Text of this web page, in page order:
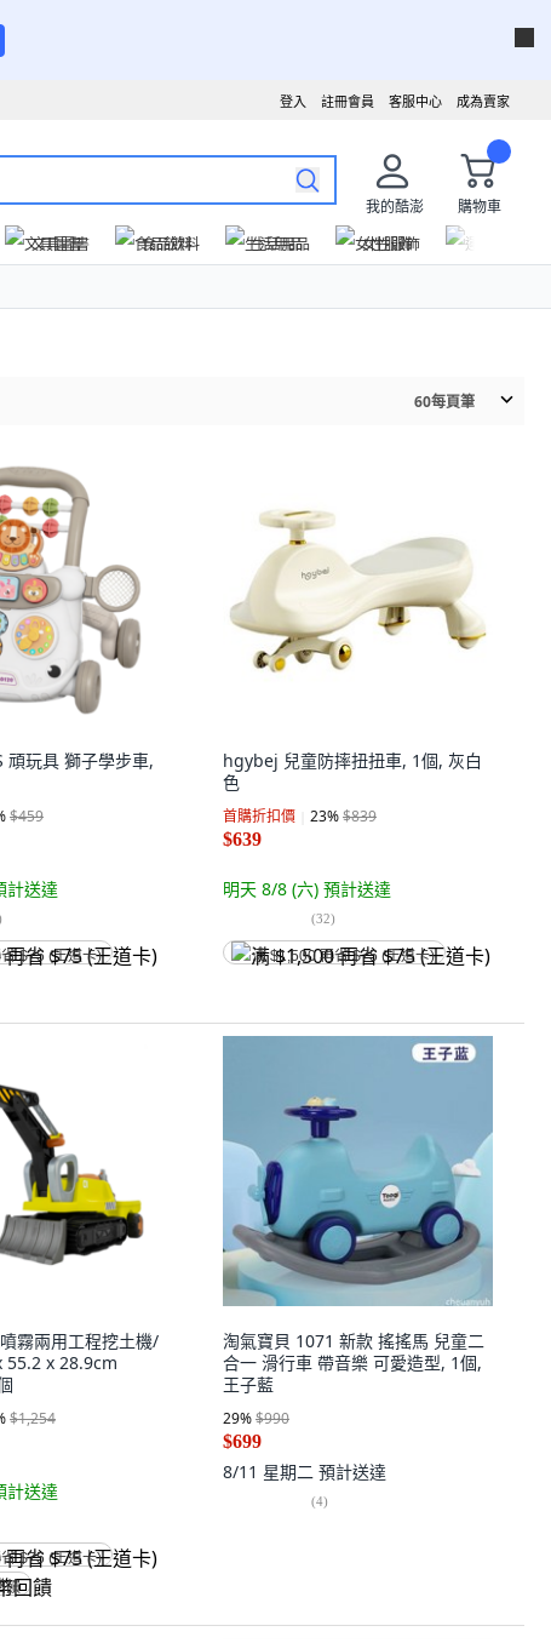
成為賣家
客服中心
註冊會員
登入
我的酷澎
購物車
文具圖書 食品飲料 生活用品 女性服飾
60每頁筆
頑玩具 獅子學步車,
$459
計送達
$75 (王道卡)
hgybej 兒童防摔扭扭車, 1個, 灰白
色
首購折扣價 23%$839
$639
明天 8/8 (六) 預計送達
(32)
满 $1,500 再省 $75 (王道卡)
霧兩用工程挖土機/
55.2 x 28.9cm
$1,254
計送達
$75 (王道卡)
饋
淘氣寶貝 1071 新款 搖搖馬 兒童二
合一 滑行車 帶音樂 可愛造型, 1個,
王子藍
29%$990
$699
8/11 星期二 預計送達
(4)